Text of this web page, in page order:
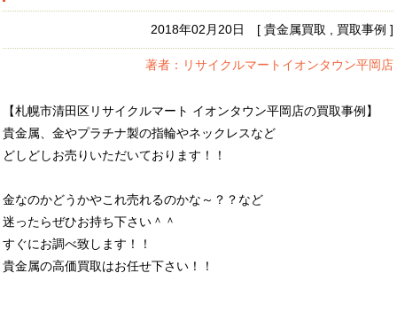
2018年02月20日 [ 貴金属買取 , 買取事例 ]
著者：リサイクルマートイオンタウン平岡店
【札幌市清田区リサイクルマート イオンタウン平岡店の買取事例】
貴金属、金やプラチナ製の指輪やネックレスなど
どしどしお売りいただいております！！
金なのかどうかやこれ売れるのかな～？？など
迷ったらぜひお持ち下さい＾＾
すぐにお調べ致します！！
貴金属の高価買取はお任せ下さい！！